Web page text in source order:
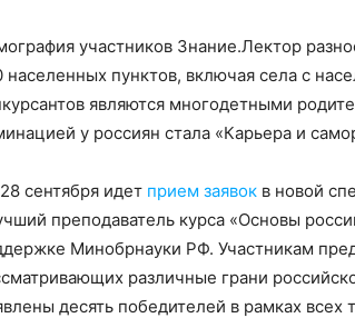
участников Знание.Лектор
населенных пунктов, включая села с
являются многодетными
у россиян стала «Карьера и
сентября идет прием заявок в новой
преподаватель курса «Основы
Минобрнауки РФ. Участникам
различные грани
десять победителей в рамках